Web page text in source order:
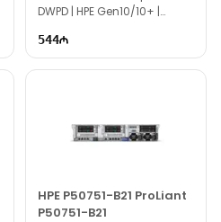
DWPD | HPE Gen10/10+ |
544
HPE P50751-B21 ProLiant
P50751-B21